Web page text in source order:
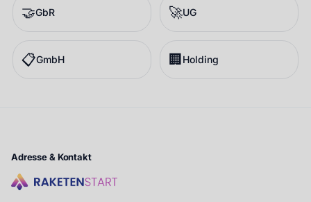
🤝GbR 🚀UG
📋GmbH 🏢 Holding
Adresse & Kontakt